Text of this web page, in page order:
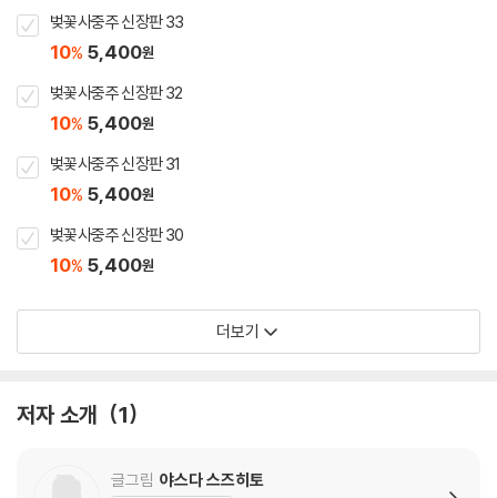
벚꽃사중주 신장판 33
10% 5,400원
벚꽃사중주 신장판 32
10% 5,400원
벚꽃사중주 신장판 31
10% 5,400원
벚꽃사중주 신장판 30
10% 5,400원
더보기
저자 소개 1
글그림 야스다 스즈히토